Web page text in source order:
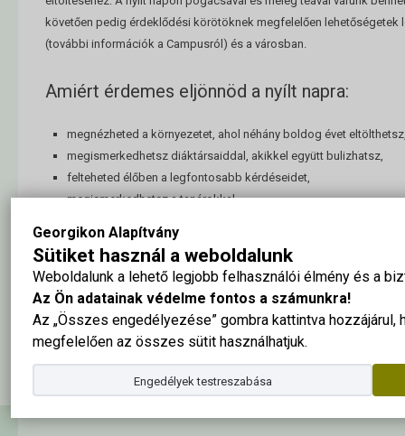
Georgikon Alapítvány
Sütiket használ a weboldalunk
Weboldalunk a lehető legjobb felhasználói élmény és a
Az Ön adatainak védelme fontos a számunkra!
Az „Összes engedélyezése” gombra kattintva hozzájárul,
megfelelően az összes sütit használhatjuk.
Engedélyek testreszabása
követően pedig érdeklődési körötöknek megfelelően lehetőségetek
(további információk a Campusról) és a városban.
Amiért érdemes eljönnöd a nyílt napra:
megnézheted a környezetet, ahol néhány boldog évet
megismerkedhetsz diáktársaiddal, akikkel együtt bulizhatsz,
felteheted élőben a legfontosabb kérdéseidet,
megismerkedhetsz a tanárokkal,
Bővebb információért kattints ide!
E-mail:felveteli.georgikon@uni-mate.hu
Telefon: (+36) 83/545-190, 30/461-5022